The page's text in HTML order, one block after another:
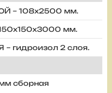
– 108х2500 мм.
мм.
гидроизол 2 слоя.
сборная